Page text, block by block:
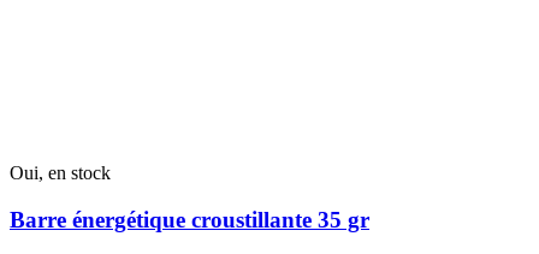
Oui, en stock
Barre énergétique croustillante 35 gr